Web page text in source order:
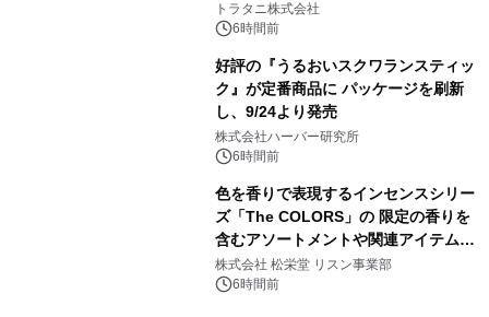
トラタニ株式会社
6時間前
好評の『うるおいスクワランスティッ
ク』が定番商品に パッケージを刷新
し、9/24より発売
株式会社ハーバー研究所
6時間前
色を香りで表現するインセンスシリー
ズ「The COLORS」の 限定の香りを
含むアソートメントや関連アイテムを
8月6日発売
株式会社 松栄堂 リスン事業部
6時間前